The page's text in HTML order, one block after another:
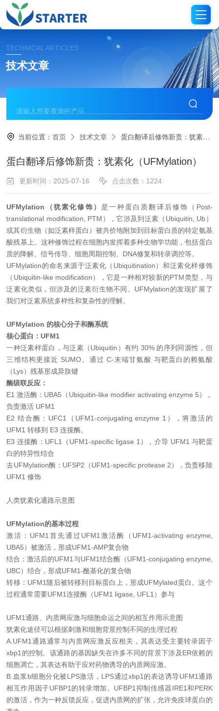
TECHNICAL ARTICLES
技术文章
当前位置：首页 技术文章 蛋白翻译后修饰新贵：犹素化（UFMylation）
蛋白翻译后修饰新贵：犹素化（UFMylation）
更新时间：2025-07-16 点击次数：1224
UFMylation（犹素化修饰）是一种蛋白质翻译后修饰（Post-
translational modification, PTM），它涉及到泛素（Ubiquitin, Ub）
或其衍生物（如泛素样蛋白）被共价地附加到目标蛋白质的特定氨基
酸残基上。这种修饰过程在细胞内发挥着多种生物学功能，包括蛋白
质的降解、信号传导、细胞周期控制、DNA修复和转录调控等。
UFMylation的命名来源于泛素化（Ubiquitination）和泛素化样修饰
（Ubiquitin-like modification），它是一种相对较新的PTM类型，与
泛素化类似，但涉及的泛素衍生物不同。UFMylation的发现扩展了
我们对泛素系统多样性和复杂性的理解。
UFMylation 的核心分子和酶系统
核心蛋白：UFM1
一种泛素样蛋白，与泛素（Ubiquitin）有约 30% 的序列同源性，但
三维结构更接近 SUMO。通过 C-末端甘氨酸 与靶蛋白的赖氨酸
（Lys）残基形成异肽键
酶级联反应：
E1 激活酶：UBA5（Ubiquitin-like modifier activating enzyme 5），
负责激活 UFM1
E2 结合酶：UFC1（UFM1-conjugating enzyme 1），将激活的
UFM1 转移到 E3 连接酶。
E3 连接酶：UFL1（UFM1-specific ligase 1），介导 UFM1 与靶蛋
白的特异性结合
去UFMylation酶：UFSP2（UFM1-specific protease 2），负责移除
UFM1 修饰
人类犹素化通路示意图
UFMylation的基本过程
激活：UFM1首先通过UFM1激活酶（UFM1-activating enzyme,
UBA5）被激活，形成UFM1-AMP复合物
结合：激活后的UFM1与UFM1结合酶（UFM1-conjugating enzyme,
UBC）结合，形成UFM1-酰基化的复合物
转移：UFM1随后被转移到目标蛋白上，形成UFMylated蛋白。这个
过程通常需要UFM1连接酶（UFM1 ligase, UFL1）参与
UFM1通路、内质网应激与细胞命运之间的相互作用示意图
犹素化途径可以根据刺激和细胞背景控制不同的生理过程
A.UFM1通路通常与内质网应激反应相关，其表达受主要转录因子
xbp1的控制。该通路的基因缺失在许多不同的背景下涉及ER依赖的
细胞凋亡，其表达有助于应对药物诱导的内质网应激。
B.血浆b细胞分化被LPS激活，LPS通过xbp1的表达诱导UFM1通路
相互作用因子UFBP1的转录增加。UFBP1抑制传感器IRE1和PERK
的激活，作为一种反馈反应，促进内质网的扩张，允许免疫球蛋白的